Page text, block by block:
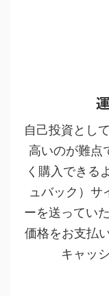
自己投資とし
高いのが難点
く購入できる
ュバック）サ
ーを送ってい
価格をお支払
キャッ